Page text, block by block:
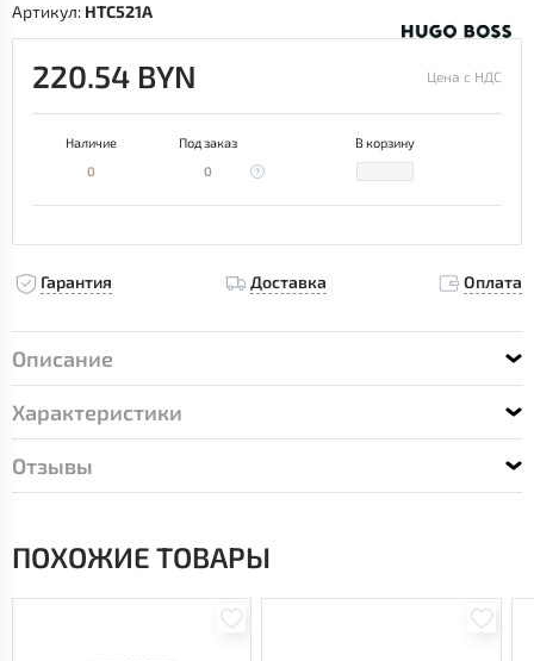
Артикул: HTC521A
220.54 BYN Цена с НДС
Наличие Под заказ
В корзину
0
0
Гарантия Доставка Оплата
Описание
Характеристики
Отзывы
ПОХОЖИЕ ТОВАРЫ